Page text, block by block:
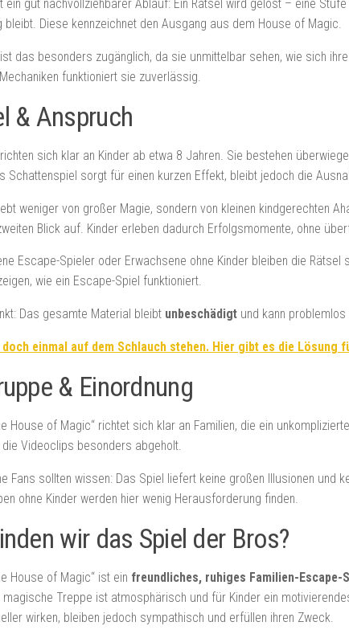
ein gut nachvollziehbarer Ablauf: Ein Rätsel wird gelöst – eine
bleibt. Diese kennzeichnet den Ausgang aus dem House of Magic.
das besonders zugänglich, da sie unmittelbar sehen, wie sich
funktioniert sie zuverlässig.
& Anspruch
sich klar an Kinder ab etwa 8 Jahren. Sie bestehen
Schattenspiel sorgt für einen kurzen Effekt, bleibt jedoch die
weniger von großer Magie, sondern von kleinen kindgerechten
Blick auf. Kinder erleben dadurch Erfolgsmomente, ohne
Escape-Spieler oder Erwachsene ohne Kinder bleiben die
wie ein Escape-Spiel funktioniert.
Das gesamte Material bleibt unbeschädigt und kann
einmal auf dem Schlauch stehen. Hier gibt es die Lösung
& Einordnung
House of Magic“ richtet sich klar an Familien, die ein
Videoclips besonders abgeholt.
Fans sollten wissen: Das Spiel liefert keine großen Illusionen und
ohne Kinder werden hier wenig Herausforderung finden.
wir das Spiel der Bros?
House of Magic“ ist ein freundliches, ruhiges Familien-Escape-
magische Treppe ist atmosphärisch und für Kinder ein
wirken, bleiben jedoch sympathisch und erfüllen ihren Zweck.